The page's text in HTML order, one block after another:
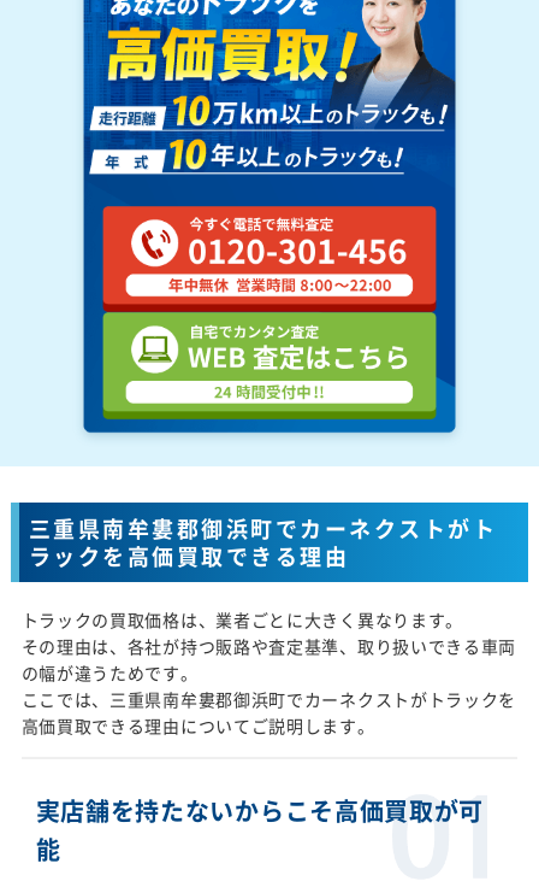
三重県南牟婁郡御浜町でカーネクストがト
ラックを高価買取できる理由
トラックの買取価格は、業者ごとに大きく異なります。
その理由は、各社が持つ販路や査定基準、取り扱いできる車両
の幅が違うためです。
ここでは、三重県南牟婁郡御浜町でカーネクストがトラックを
高価買取できる理由についてご説明します。
実店舗を持たないからこそ高価買取が可
能